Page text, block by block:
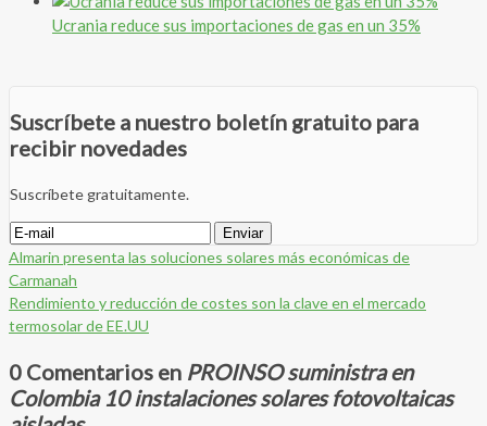
Ucrania reduce sus importaciones de gas en un 35%
Suscríbete a nuestro boletín gratuito para
recibir novedades
Suscríbete gratuitamente.
Almarin presenta las soluciones solares más económicas de
Carmanah
Rendimiento y reducción de costes son la clave en el mercado
termosolar de EE.UU
0 Comentarios en PROINSO suministra en
Colombia 10 instalaciones solares fotovoltaicas